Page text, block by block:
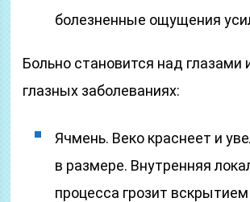
болезненные ощущения
Больно становится над глазами
глазных заболеваниях:
Ячмень. Веко краснеет и
в размере. Внутренняя
процесса грозит вскрытием